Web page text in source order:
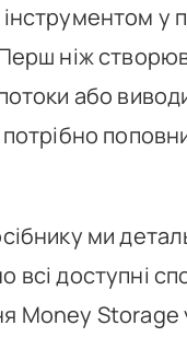
у
ніж
або
ми
всі доступні
Money Storage